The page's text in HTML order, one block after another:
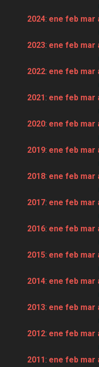
2024: ene feb mar
2023: ene feb mar
2022: ene feb mar
2021: ene feb mar
2020: ene feb mar
2019: ene feb mar
2018: ene feb mar
2017: ene feb mar
2016: ene feb mar
2015: ene feb mar
2014: ene feb mar
2013: ene feb mar
2012: ene feb mar
2011: ene feb mar